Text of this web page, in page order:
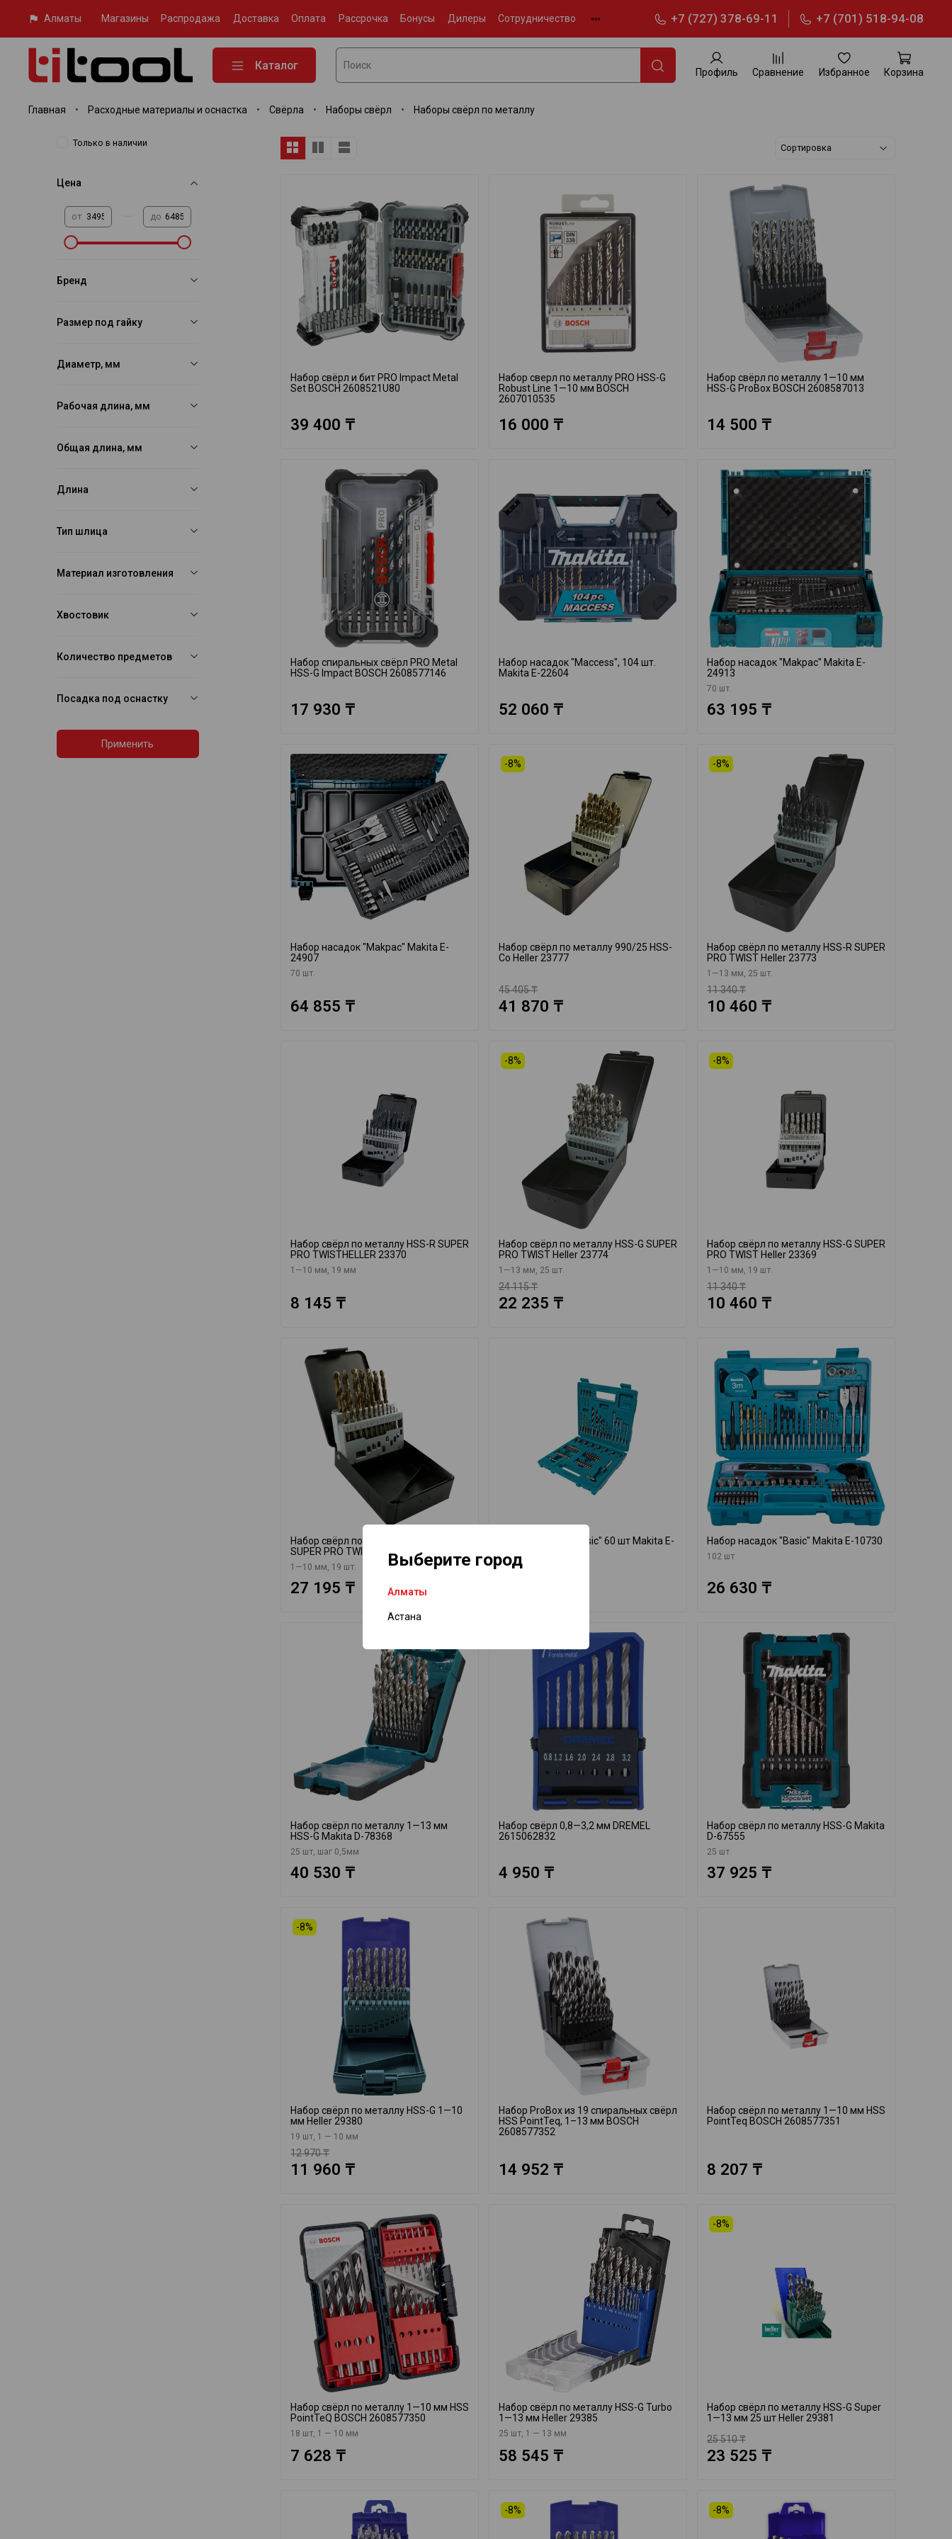
Алматы Магазины Распродажа Доставка Оплата Рассрочка Бонусы Дилеры Сотрудничество +7 (727) 378-69-11 +7 (701) 518-94-08
Каталог
Профиль Сравнение Избранное Корзина
Выберите город
Алматы
Астана
Главная Расходные материалы и оснастка Свёрла Наборы свёрл Наборы свёрл по металлу
Набор свёрл и бит PRO Impact Metal
Set BOSCH 2608521U80
39 400 ₸
Набор сверл по металлу PRO HSS-G
Robust Line 1—10 мм BOSCH
2607010535
16 000 ₸
Набор свёрл по металлу 1—10 мм
HSS-G ProBox BOSCH 2608587013
14 500 ₸
Набор спиральных свёрл PRO Metal
HSS-G Impact BOSCH 2608577146
17 930 ₸
Набор насадок "Maccess", 104 шт.
Makita E-22604
52 060 ₸
Набор насадок "Makpac" Makita E-
24913
70 шт.
63 195 ₸
Набор насадок "Makpac" Makita E-
24907
70 шт.
64 855 ₸
-8%
Набор свёрл по металлу 990/25 HSS-
Co Heller 23777
45 405 ₸
41 870 ₸
-8%
Набор свёрл по металлу HSS-R SUPER
PRO TWIST Heller 23773
1—13 мм, 25 шт.
11 340 ₸
10 460 ₸
Набор свёрл по металлу HSS-R SUPER
PRO TWISTHELLER 23370
1—10 мм, 19 мм
8 145 ₸
-8%
Набор свёрл по металлу HSS-G SUPER
PRO TWIST Heller 23774
1—13 мм, 25 шт.
24 115 ₸
22 235 ₸
-8%
Набор свёрл по металлу HSS-G SUPER
PRO TWIST Heller 23369
1—10 мм, 19 шт.
11 340 ₸
10 460 ₸
Набор свёрл по металлу HSS-CO
SUPER PRO TWIST Heller 23299
1—10 мм, 19 шт.
27 195 ₸
Набор насадок "Basic" 60 шт Makita E-
Набор насадок "Basic" Makita E-10730
102 шт
26 630 ₸
Набор свёрл по металлу 1—13 мм
HSS-G Makita D-78368
25 шт, шаг 0,5мм
40 530 ₸
Набор свёрл 0,8—3,2 мм DREMEL
2615062832
4 950 ₸
Набор свёрл по металлу HSS-G Makita
D-67555
25 шт.
37 925 ₸
-8%
Набор свёрл по металлу HSS-G 1—10
мм Heller 29380
19 шт, 1 — 10 мм
12 970 ₸
11 960 ₸
Набор ProBox из 19 спиральных свёрл
HSS PointTeq, 1–13 мм BOSCH
2608577352
14 952 ₸
Набор свёрл по металлу 1—10 мм HSS
PointTeq BOSCH 2608577351
8 207 ₸
Набор свёрл по металлу 1—10 мм HSS
PointTeQ BOSCH 2608577350
18 шт, 1 — 10 мм
7 628 ₸
Набор свёрл по металлу HSS-G Turbo
1—13 мм Heller 29385
25 шт, 1 — 13 мм
58 545 ₸
-8%
Набор свёрл по металлу HSS-G Super
1—13 мм 25 шт Heller 29381
25 510 ₸
23 525 ₸
-8% -8%
Только в наличии
Цена
от до
Бренд
Размер под гайку
Диаметр, мм
Рабочая длина, мм
Общая длина, мм
Длина
Тип шлица
Материал изготовления
Хвостовик
Количество предметов
Посадка под оснастку
Применить